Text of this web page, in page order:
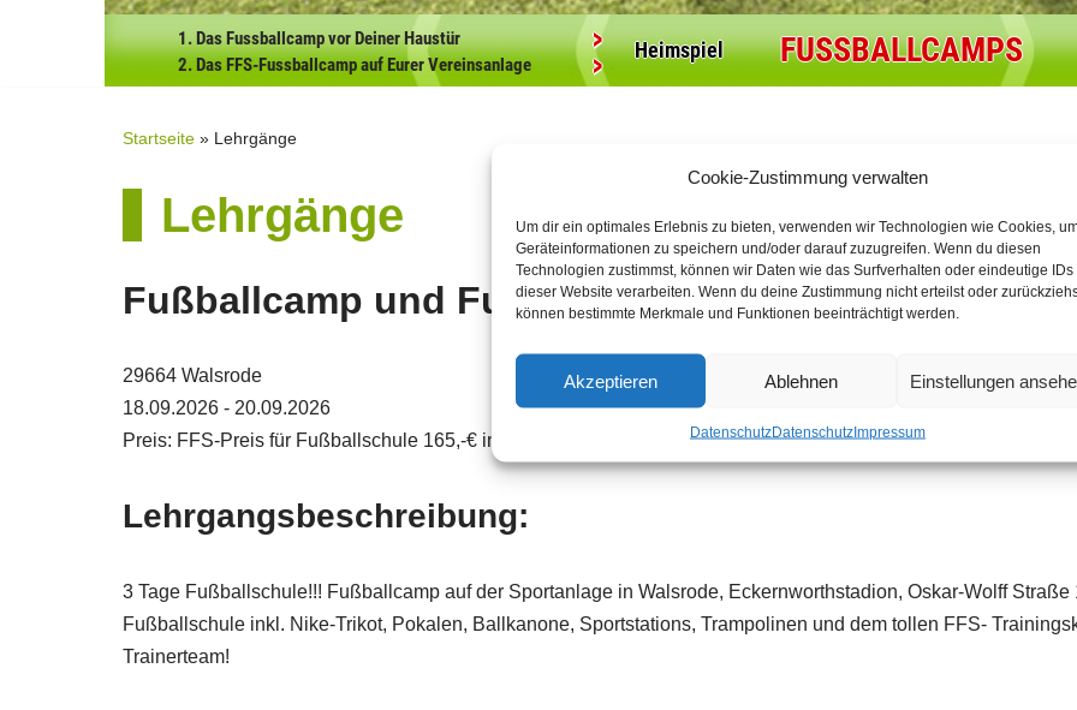
Cookie-Zustimmung verwalten
Um dir ein optimales Erlebnis zu bieten, verwenden wir Technologien wie Cookies,
Geräteinformationen zu speichern und/oder darauf zuzugreifen. Wenn du diesen
Technologien zustimmst, können wir Daten wie das Surfverhalten oder eindeutige IDs
dieser Website verarbeiten. Wenn du deine Zustimmung nicht erteilst oder
können bestimmte Merkmale und Funktionen beeinträchtigt werden.
Akzeptieren Ablehnen Einstellungen
DatenschutzDatenschutzImpressum
1. Das Fussballcamp vor Deiner Haustür >
2. Das FFS-Fussballcamp auf Eurer Vereinsanlage > Heimspiel FUSSBALLCAMPS
Startseite » Lehrgänge
Lehrgänge
Fußballcamp und Fußballschule Walsrode/
29664 Walsrode
18.09.2026 - 20.09.2026
Preis: FFS-Preis für Fußballschule 165,-€ inkl. USt. / Kosten für Verpflegung an die SGW Germania Walsrode: 30
Lehrgangsbeschreibung:
3 Tage Fußballschule!!! Fußballcamp auf der Sportanlage in Walsrode, Eckernworthstadion, Oskar-Wolff
Fußballschule inkl. Nike-Trikot, Pokalen, Ballkanone, Sportstations, Trampolinen und dem tollen FFS-
Trainerteam!